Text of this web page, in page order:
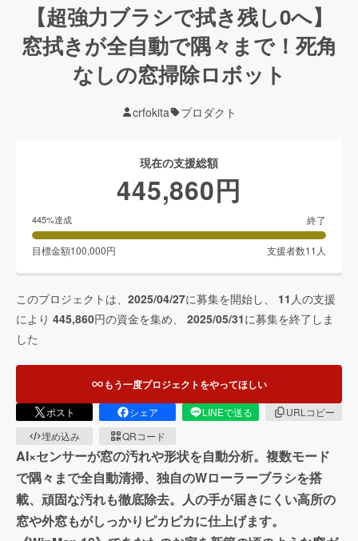
【超強力ブラシで拭き残し0へ】
窓拭きが全自動で隅々まで！死角
なしの窓掃除ロボット
crfokita プロダクト
現在の支援総額
445,860円
445%達成 終了
目標金額100,000円 支援者数11 人
このプロジェクトは、 2025/04/27に募集を開始し、 11 人の支援
により 445,860円の資金を集め、 2025/05/31に募集を終了しま
した
もう一度プロジェクトをやってほしい
ポスト シェア LINEで送る
URLコピー
埋め込み
QRコード
AI×センサーが窓の汚れや形状を自動分析。複数モード
で隅々まで全自動清掃、独自のWローラーブラシを搭
載、頑固な汚れも徹底除去。人の手が届きにくい高所の
窓や外窓もがしっかりピカピカに仕上げます。